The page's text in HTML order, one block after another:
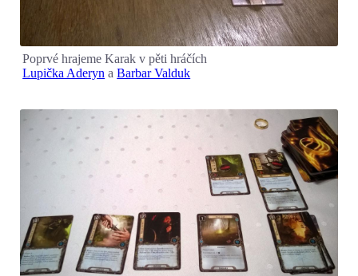
Poprvé hrajeme Karak v pěti hráčích
Lupička Aderyn aBarbar Valduk